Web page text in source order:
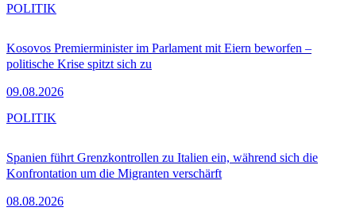
Kosovos Premierminister im Parlament mit Eiern beworfen –
politische Krise spitzt sich zu
09.08.2026
POLITIK
Spanien führt Grenzkontrollen zu Italien ein, während sich die
Konfrontation um die Migranten verschärft
08.08.2026
POLITIK